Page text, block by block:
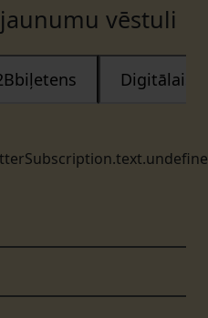
vēstuli
Digitālais